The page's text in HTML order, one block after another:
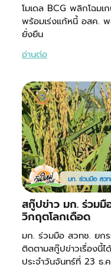
โมเดล BCG พลิกโฉม
พร้อมเร่งแก้หนี้ อสค.
ยั่งยืน
อ่านต่อ
สกู๊ปข่าว มก. ร่วมมื
วิกฤตโลกเดือด
มก. ร่วมมือ สวทช. ยก
ติดตามสกู๊ปข่าวเรื่องนี้ไ
ประจำวันจันทร์ที่ 23 ธ.